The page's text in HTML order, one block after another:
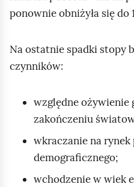
ponownie obniżyła się do
Na ostatnie spadki stopy
czynników:
względne ożywienie
zakończeniu
wkraczanie na
demograficznego;
wchodzenie w wiek